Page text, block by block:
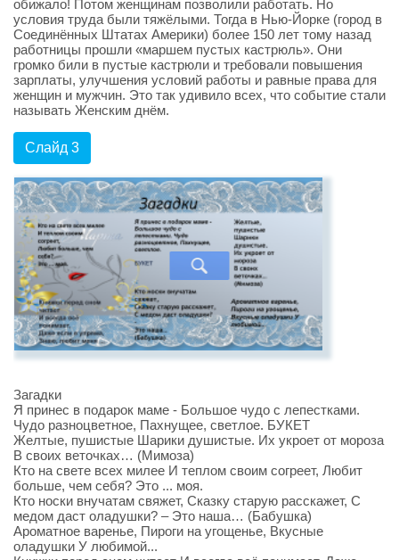
обижало! Потом женщинам позволили работать. Но
условия труда были тяжёлыми. Тогда в Нью-Йорке (город в
Соединённых Штатах Америки) более 150 лет тому назад
работницы прошли «маршем пустых кастрюль». Они
громко били в пустые кастрюли и требовали повышения
зарплаты, улучшения условий работы и равные права для
женщин и мужчин. Это так удивило всех, что событие стали
называть Женским днём.
Слайд 3
Загадки
Я принес в подарок маме - Большое чудо с лепестками.
Чудо разноцветное, Пахнущее, светлое. БУКЕТ
Желтые, пушистые Шарики душистые. Их укроет от мороза
В своих веточках… (Мимоза)
Кто на свете всех милее И теплом своим согреет, Любит
больше, чем себя? Это ... моя.
Кто носки внучатам свяжет, Сказку старую расскажет, С
медом даст оладушки? – Это наша… (Бабушка)
Ароматное варенье, Пироги на угощенье, Вкусные
оладушки У любимой...